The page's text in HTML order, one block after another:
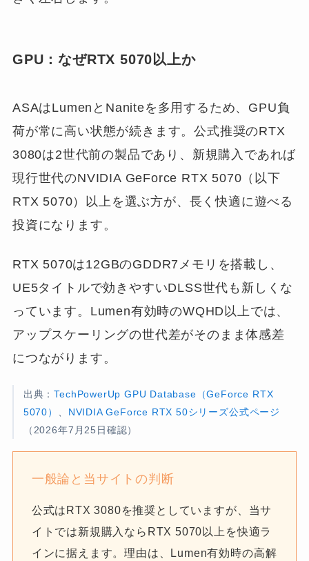
GPU：なぜRTX 5070以上か
ASAはLumenとNaniteを多用するため、GPU負
荷が常に高い状態が続きます。公式推奨のRTX
3080は2世代前の製品であり、新規購入であれば
現行世代のNVIDIA GeForce RTX 5070（以下
RTX 5070）以上を選ぶ方が、長く快適に遊べる
投資になります。
RTX 5070は12GBのGDDR7メモリを搭載し、
UE5タイトルで効きやすいDLSS世代も新しくな
っています。Lumen有効時のWQHD以上では、
アップスケーリングの世代差がそのまま体感差
につながります。
出典：TechPowerUp GPU Database（GeForce RTX
5070）
NVIDIA GeForce RTX 50シリーズ公式ページ
（2026年7月25日確認）
一般論と当サイトの判断
公式はRTX 3080を推奨としていますが、当サ
イトでは新規購入ならRTX 5070以上を快適ラ
インに据えます。理由は、Lumen有効時の高解